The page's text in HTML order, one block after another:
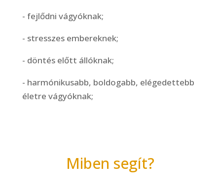
- fejlődni vágyóknak;
- stresszes embereknek;
- döntés előtt állóknak;
- harmónikusabb, boldogabb, elégedettebb
életre vágyóknak;
Miben segít?